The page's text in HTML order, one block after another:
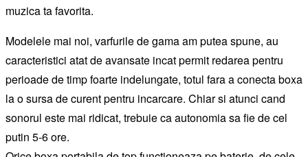
muzica ta favorita.
Modelele mai noi, varfurile de gama am putea spune, au
caracteristici atat de avansate incat permit redarea pentru
perioade de timp foarte indelungate, totul fara a conecta boxa
la o sursa de curent pentru incarcare. Chiar si atunci cand
sonorul este mai ridicat, trebuie ca autonomia sa fie de cel
putin 5-6 ore.